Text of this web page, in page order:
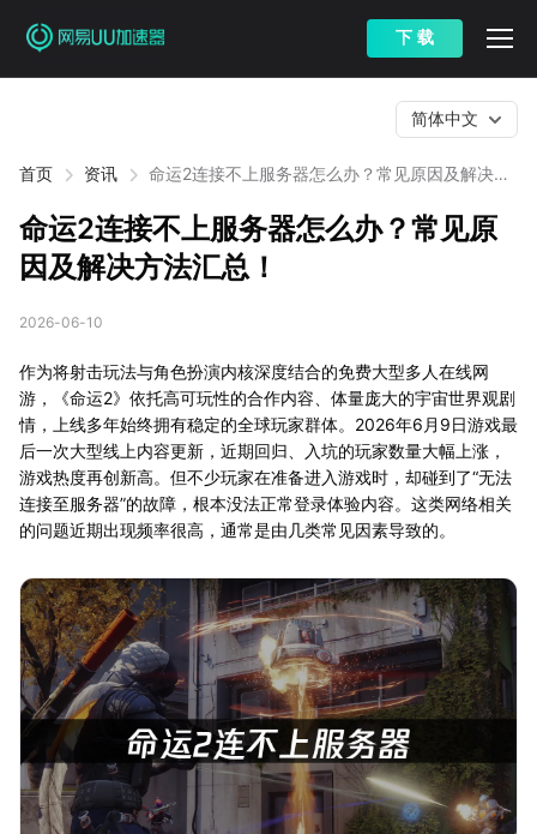
下 载
首页 资讯
命运2连接不上服务器怎么办？常见原因及解决方
简体中文
命运2连接不上服务器怎么办？常见原
因及解决方法汇总！
2026-06-10
作为将射击玩法与角色扮演内核深度结合的免费大型多人在线网
游，《命运2》依托高可玩性的合作内容、体量庞大的宇宙世界观剧
情，上线多年始终拥有稳定的全球玩家群体。2026年6月9日游戏最
后一次大型线上内容更新，近期回归、入坑的玩家数量大幅上涨，
游戏热度再创新高。但不少玩家在准备进入游戏时，却碰到了“无法
连接至服务器”的故障，根本没法正常登录体验内容。这类网络相关
的问题近期出现频率很高，通常是由几类常见因素导致的。